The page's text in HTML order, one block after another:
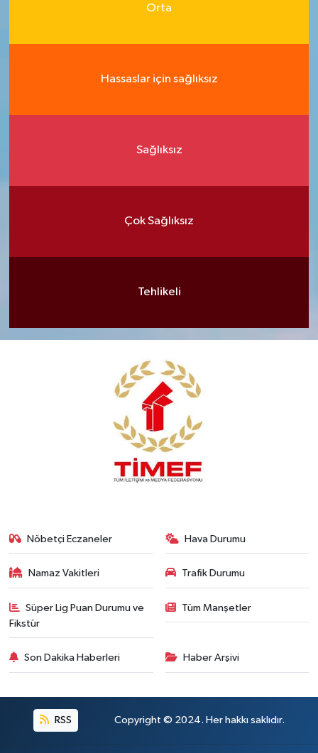
Orta
Hassaslar için sağlıksız
Sağlıksız
Çok Sağlıksız
Tehlikeli
Nöbetçi Eczaneler Hava Durumu
Namaz Vakitleri Trafik Durumu
Süper Lig Puan Durumu ve
Fikstür
Tüm Manşetler
Son Dakika Haberleri Haber Arşivi
RSS Copyright © 2024. Her hakkı saklıdır.